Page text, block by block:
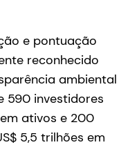
e pontuação
reconhecido
ambiental
590 investidores
ativos e 200
5,5 trilhões em